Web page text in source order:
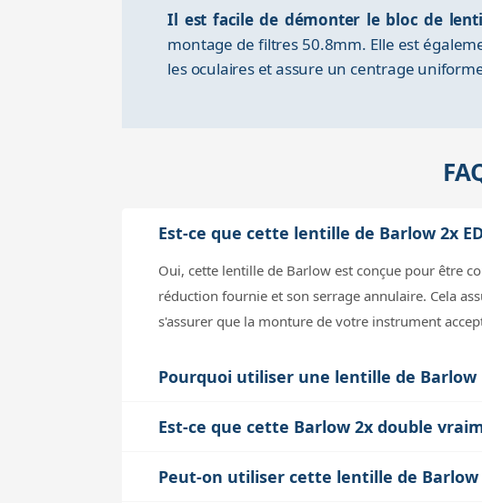
Il est facile de démonter le bloc de
montage de filtres 50.8mm. Elle est
les oculaires et assure un centrage
Est-ce que cette lentille de Barlow 2x
Oui, cette lentille de Barlow est conçue pour être
réduction fournie et son serrage annulaire. Cela
s'assurer que la monture de votre instrument
Pourquoi utiliser une lentille de Barlow
lumineux. Cela améliore la netteté et le
Est-ce que cette Barlow 2x double
toujours un compromis : augmenter le
Peut-on utiliser cette lentille de